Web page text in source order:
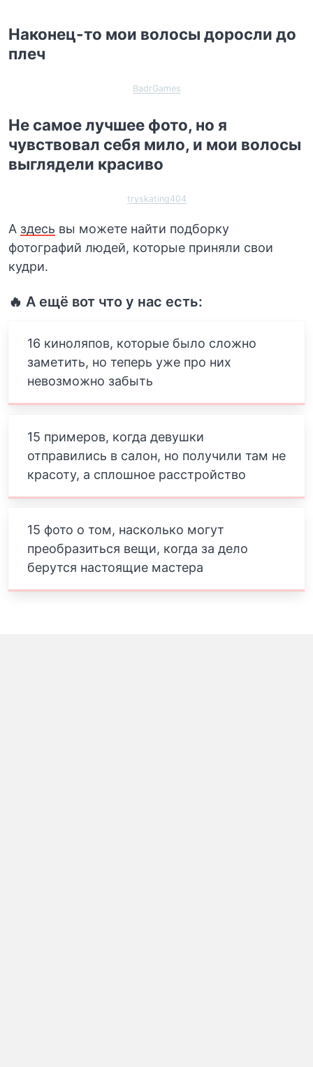
Наконец-то мои волосы доросли до
плеч
BadrGames
Не самое лучшее фото, но я
чувствовал себя мило, и мои волосы
выглядели красиво
tryskating404
А здесь вы можете найти подборку
фотографий людей, которые приняли свои
кудри.
🔥 А ещё вот что у нас есть:
16 киноляпов, которые было сложно
заметить, но теперь уже про них
невозможно забыть
15 примеров, когда девушки
отправились в салон, но получили там не
красоту, а сплошное расстройство
15 фото о том, насколько могут
преобразиться вещи, когда за дело
берутся настоящие мастера